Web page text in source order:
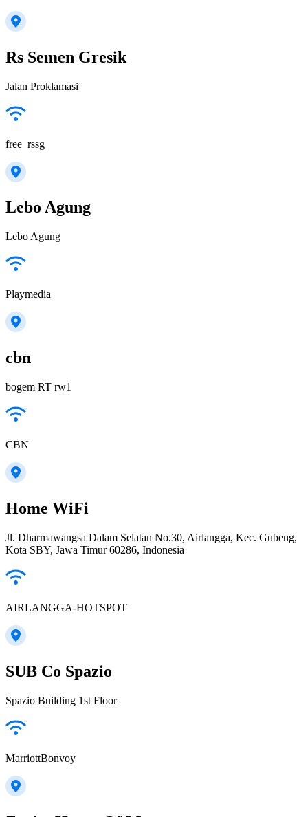
Rs Semen Gresik
Jalan Proklamasi
free_rssg
Lebo Agung
Lebo Agung
Playmedia
cbn
bogem RT rw1
CBN
Home WiFi
Jl. Dharmawangsa Dalam Selatan No.30, Airlangga, Kec. Gubeng,
Kota SBY, Jawa Timur 60286, Indonesia
AIRLANGGA-HOTSPOT
SUB Co Spazio
Spazio Building 1st Floor
MarriottBonvoy